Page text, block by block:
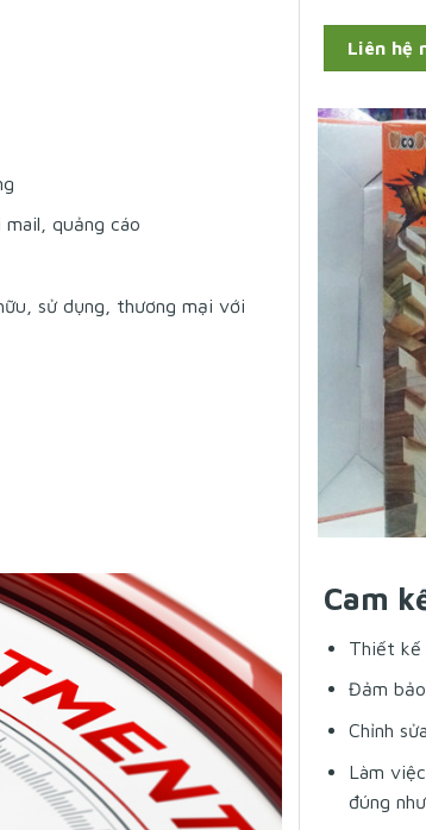
Liên hệ
quảng cáo
sử dụng, thương mại với
Cam
Thiết kế
Đảm
Chỉnh
Làm
đúng